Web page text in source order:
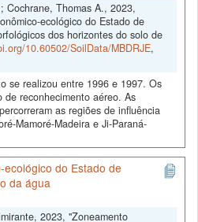
Cochrane, Thomas A., 2023,
ecológico do Estado de
dos horizontes do solo de
10.60502/SoilData/MBDRJE,
se realizou entre 1996 e 1997. Os
reconhecimento aéreo. As
as regiões de influência
Mamoré-Madeira e Ji-Paraná-
do Estado de
da água
2023, "Zoneamento